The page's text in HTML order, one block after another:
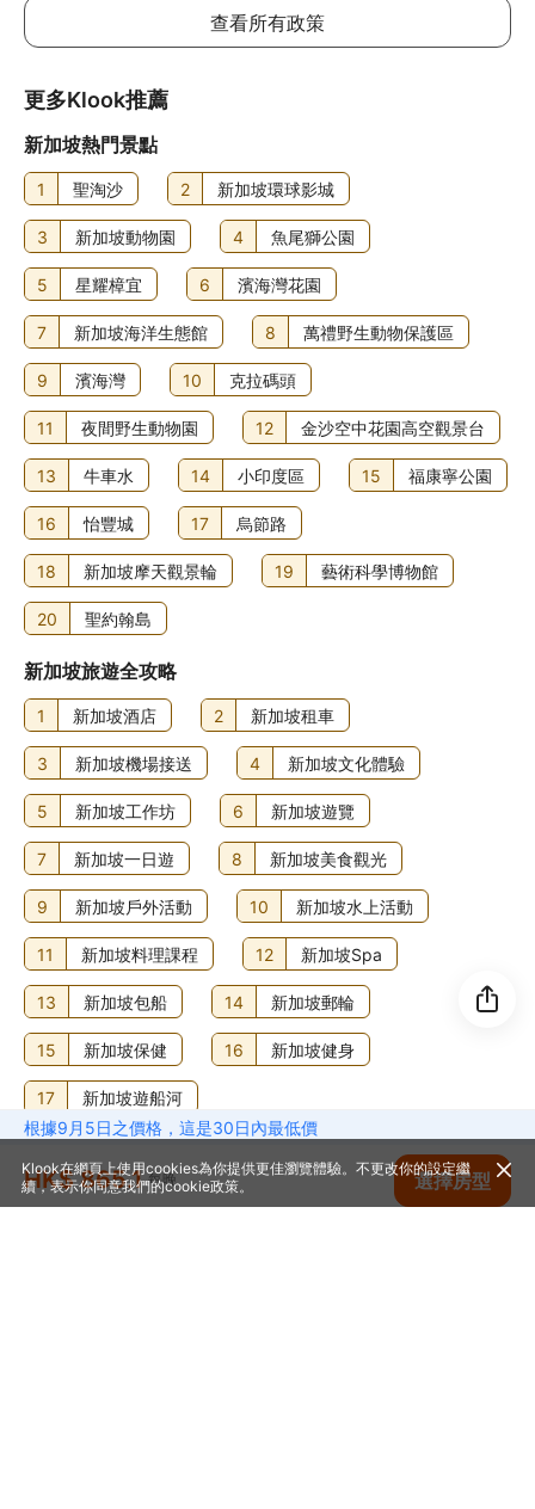
根據9月5日之價格，這是30日內最低價
HK$ 865.1 每晚 選擇房型
查看空房
12歲以上兒童入住與成人同價
每間房可允許最多1位12歲或以下兒童與成人共用床鋪。如攜
每房只可提供1張加床
年齡 費用
0至2歲 加床:免費
嬰兒床及加床費用不包括在總價格中，你需在入住時另外付
費。兒童和加床政策因客房和住客總人數而異，詳情請向酒
其他費用
全套早餐費用：成人 SGD29.98，小童 SGD21.58 (大約金
住宿可能尚有其他額外收費。上述收費及按金不包括稅項，
金額亦可能會有所變動。
食物及飲品
入住新加坡烏節路艾博酒店的旅客可到餐廳飽餐一頓，又或
逛逛小食店。是日行程來到尾聲，是時候到店內酒吧/酒廊暢
飲一杯！住宿每日 07:00 至 10:30 供應全套早餐，費用另
計。
查看所有政策
更多Klook推薦
新加坡熱門景點
1 聖淘沙 2 新加坡環球影城
3 新加坡動物園 4 魚尾獅公園
5 星耀樟宜 6 濱海灣花園
7 新加坡海洋生態館 8 萬禮野生動物保護區
9 濱海灣 10 克拉碼頭
11 夜間野生動物園 12 金沙空中花園高空觀景台
13 牛車水 14 小印度區 15 福康寧公園
16 怡豐城 17 烏節路
18 新加坡摩天觀景輪 19 藝術科學博物館
20 聖約翰島
新加坡旅遊全攻略
1 新加坡酒店 2 新加坡租車
3 新加坡機場接送 4 新加坡文化體驗
5 新加坡工作坊 6 新加坡遊覽
7 新加坡一日遊 8 新加坡美食觀光
9 新加坡戶外活動 10 新加坡水上活動
11 新加坡料理課程 12 新加坡Spa
13 新加坡包船 14 新加坡郵輪
15 新加坡保健 16 新加坡健身
17 新加坡遊船河
1 新加坡
Klook在網頁上使用cookies為你提供更佳瀏覽體驗。不更改你的設定繼
續，表示你同意我們的cookie政策。